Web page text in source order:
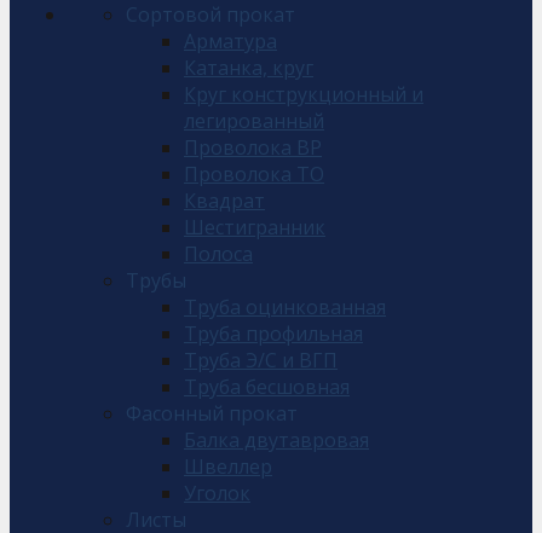
Сортовой прокат
Арматура
Катанка, круг
Круг конструкционный и
легированный
Проволока ВР
Проволока ТО
Квадрат
Шестигранник
Полоса
Трубы
Труба оцинкованная
Труба профильная
Труба Э/С и ВГП
Труба бесшовная
Фасонный прокат
Балка двутавровая
Швеллер
Уголок
Листы